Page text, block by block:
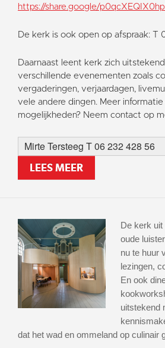
Contact
Vaktaal
https://share.google/
De kerk is ook open op afspraak: T
Daarnaast leent kerk zich
verschillende evenementen zoals
vergaderingen, verjaardagen,
vele andere dingen. Meer
mogelijkheden? Neem contact op
Mirte Tersteeg T 06 232 428 56
LEES MEER
De kerk uit
oude
nu te huur
lezingen,
En ook
uitstekend
dat het wad en ommeland op culinair